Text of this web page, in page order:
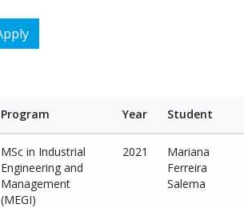
Program Year Student
MSc in Industrial
Engineering and
Management
(MEGI)
2021
Mariana
Ferreira
Salema